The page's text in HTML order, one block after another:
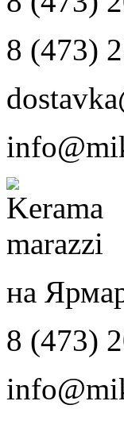
8 (473)
на
8 (473)